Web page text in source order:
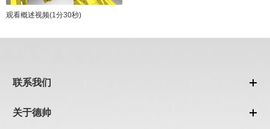
观看概述视频(1分30秒)
联系我们
关于德帅